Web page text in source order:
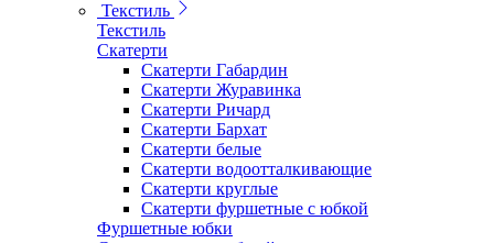
Текстиль
Текстиль
Скатерти
Скатерти Габардин
Скатерти Журавинка
Скатерти Ричард
Скатерти Бархат
Скатерти белые
Скатерти водоотталкивающие
Скатерти круглые
Скатерти фуршетные с юбкой
Фуршетные юбки